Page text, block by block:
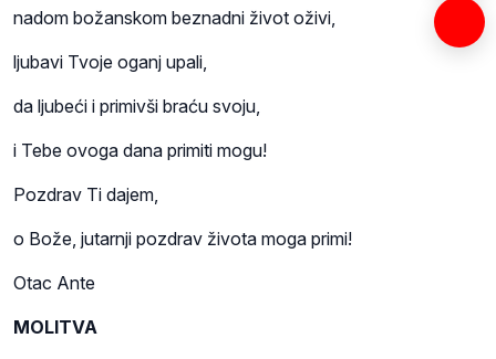
nadom božanskom beznadni život oživi,
ljubavi Tvoje oganj upali,
da ljubeći i primivši braću svoju,
i Tebe ovoga dana primiti mogu!
Pozdrav Ti dajem,
o Bože, jutarnji pozdrav života moga primi!
Otac Ante
MOLITVA